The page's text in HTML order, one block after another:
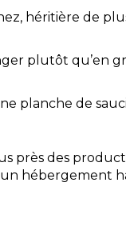
héritière de
plutôt qu’en
planche de
près des
hébergement